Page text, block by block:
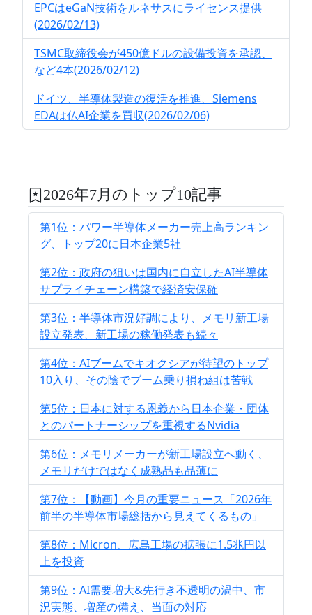
EPCはeGaN技術をルネサスにライセンス提供
(2026/02/13)
TSMC取締役会が450億ドルの設備投資を承認、
など4本(2026/02/12)
ドイツ、半導体製造の復活を推進、Siemens
EDAは仏AI企業を買収(2026/02/06)
2026年7月のトップ10記事
第1位：パワー半導体メーカー売上高ランキン
グ、トップ20に日本企業5社
第2位：政府の狙いは国内に自立したAI半導体
サプライチェーン構築で経済安保確
第3位：半導体市況好調により、メモリ新工場
設立発表、新工場の稼働発表も続々
第4位：AIブームでキオクシアが待望のトップ
10入り、その陰でブーム乗り損ね組は苦戦
第5位：日本に対する恩義から日本企業・団体
とのパートナーシップを重視するNvidia
第6位：メモリメーカーが新工場設立へ動く、
メモリだけではなく成熟品も品薄に
第7位：【動画】今月の重要ニュース「2026年
前半の半導体市場総括から見えてくるもの」
第8位：Micron、広島工場の拡張に1.5兆円以
上を投資
第9位：AI需要増大&先行き不透明の渦中、市
況実態、増産の備え、当面の対応